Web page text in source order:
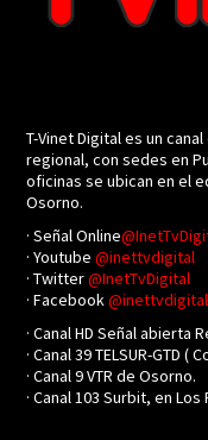
T-Vinet Digital es un
regional, con sedes en
oficinas se ubican en el
Osorno.
· Señal Online
· Youtube@inettvdigital
· Twitter@InetTvDigital
· Facebook@inettvdigital
· Canal HD Señal abierta
· Canal 39 TELSUR-GTD (
· Canal 9 VTR de Osorno.
· Canal 103 Surbit, en